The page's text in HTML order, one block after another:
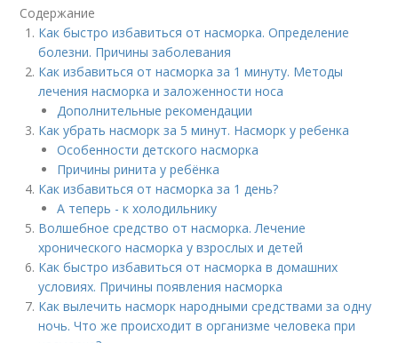
Содержание
Как быстро избавиться от насморка. Определение
болезни. Причины заболевания
Как избавиться от насморка за 1 минуту. Методы
лечения насморка и заложенности носа
Дополнительные рекомендации
Как убрать насморк за 5 минут. Насморк у ребенка
Особенности детского насморка
Причины ринита у ребёнка
Как избавиться от насморка за 1 день?
А теперь - к холодильнику
Волшебное средство от насморка. Лечение
хронического насморка у взрослых и детей
Как быстро избавиться от насморка в домашних
условиях. Причины появления насморка
Как вылечить насморк народными средствами за одну
ночь. Что же происходит в организме человека при